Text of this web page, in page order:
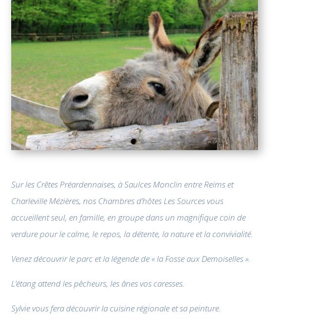
Sur les Crêtes Préardennaises, à Saulces Monclin entre Reims et
Charleville Mézières, nos Chambres d’hôtes Les Sources vous
accueillent seul, en famille, en groupe dans un magnifique coin de
verdure pour le calme, le repos, la détente, la nature et la convivialité.
Venez découvrir le parc et la légende de « la Fosse aux Demoiselles ».
L’étang attend les pêcheurs, les ânes vos caresses.
Sylvie vous fera découvrir la cuisine régionale et sa peinture.